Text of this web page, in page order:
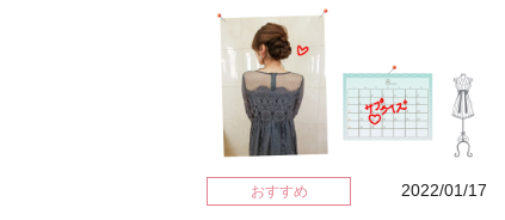
はお気軽にどうぞ。 この投稿を
Instagramで見る レンタルドレス my
Closet(@mycloset2010)がシェアし
た投稿
美脚パンツのシルエットがとにかく
キレイです！！！体型にもよります
が身長156cmでくるぶし丈になりま
す。では、身長160cm以上あると着
れないの？？？というご要望にお応
えして身長161cmが着てみました♬
足首くらいの丈でローヒールも履け
ちゃいます♬ジャケット合わせで各
おすすめ 2022/01/17